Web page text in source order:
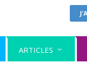
ARTICLES